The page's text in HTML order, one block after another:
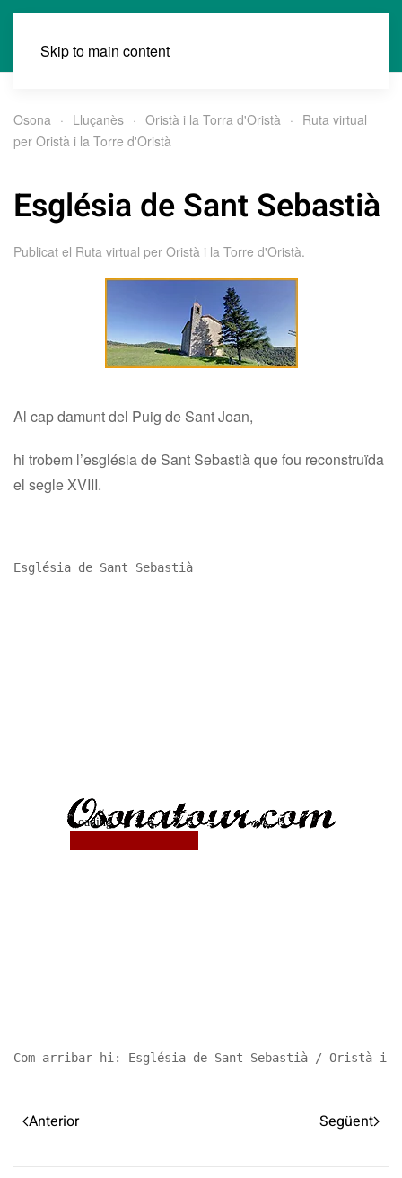
Skip to main content
Osona Lluçanès Oristà i la Torra d'Oristà
Ruta virtual
per Oristà i la Torre d'Oristà
Església de Sant Sebastià
Publicat el Ruta virtual per Oristà i la Torre d'Oristà.
Al cap damunt del Puig de Sant Joan,
hi trobem l’església de Sant Sebastià que fou reconstruïda
el segle XVIII.
Església de Sant Sebastià
Com arribar-hi: Església de Sant Sebastià / Oristà
Anterior Següent